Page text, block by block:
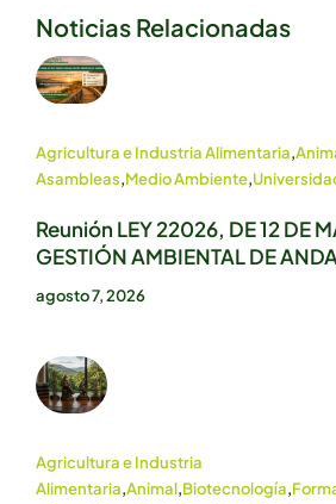
Noticias Relacionadas
Agricultura e Industria Alimentaria,
Asambleas,Medio Ambiente,
Reunión LEY 22026, DE 12 DE
GESTIÓN AMBIENTAL DE
agosto 7, 2026
Agricultura e Industria
Alimentaria,Animal,Biotecnología,